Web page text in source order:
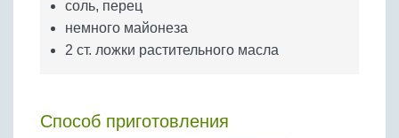
соль, перец
немного майонеза
2 ст. ложки растительного масла
Способ приготовления